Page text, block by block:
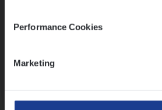
Performance Cookies
Marketing